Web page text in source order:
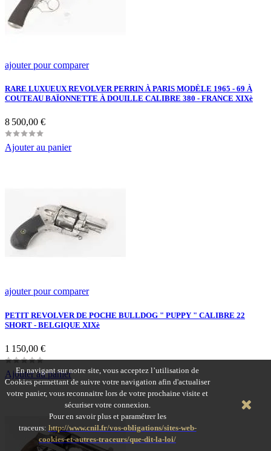
En navigant sur notre site, vous acceptez l’utilisation de
Cookies permettant de suivre votre navigation afin d'actualiser
votre panier, vous reconnaitre lors de votre prochaine visite et
sécuriser votre connexion.
Pour en savoir plus et paramétrer les
traceurs: http://www.cnil.fr/vos-obligations/sites-web-
cookies-et-autres-traceurs/que-dit-la-loi/
ajouter pour comparer
RARE LUXUEUX REVOLVER PERRIN À PARIS MODÈLE 1965 - 69 À
COUTEAU BAÏONNETTE À DOUILLE CALIBRE 380 - FRANCE XIXè
Prix
8 500,00 €
Ajouter au panier
ajouter pour comparer
PETIT REVOLVER DE POCHE BULLDOG " PUPPY " CALIBRE 22
SHORT - BELGIQUE XIXè
Prix
1 150,00 €
Ajouter au panier